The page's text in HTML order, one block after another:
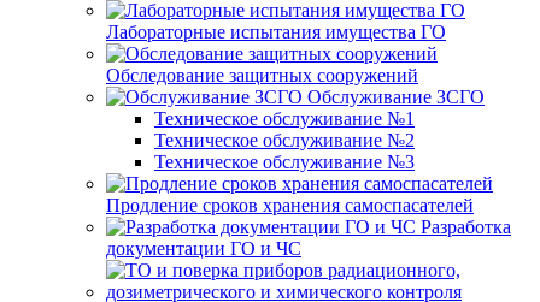
Лабораторные испытания имущества ГО
Обследование защитных сооружений
Обслуживание ЗСГО
Техническое обслуживание №1
Техническое обслуживание №2
Техническое обслуживание №3
Продление сроков хранения самоспасателей
Разработка
документации ГО и ЧС